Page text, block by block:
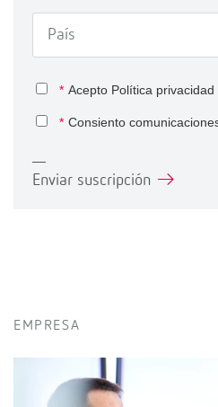
* Acepto Política privacidad
* Consiento
Enviar suscripción
EMPRESA